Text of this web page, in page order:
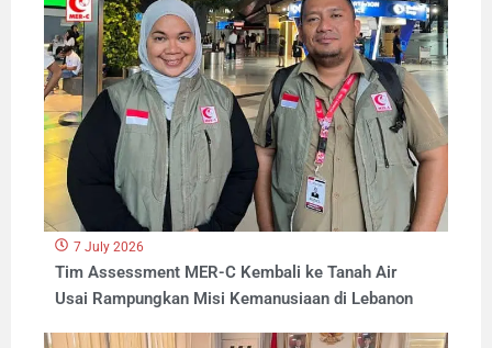
7 July 2026
Tim Assessment MER-C Kembali ke Tanah Air
Usai Rampungkan Misi Kemanusiaan di Lebanon